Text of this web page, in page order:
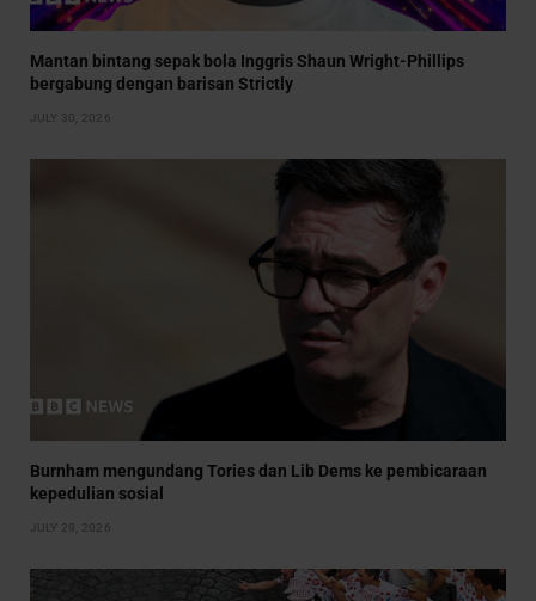
Mantan bintang sepak bola Inggris Shaun Wright-Phillips
bergabung dengan barisan Strictly
JULY 30, 2026
Burnham mengundang Tories dan Lib Dems ke pembicaraan
kepedulian sosial
JULY 29, 2026